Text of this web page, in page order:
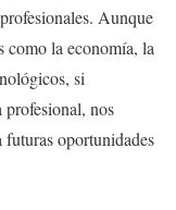
Aunque
como la economía, la
si
profesional, nos
futuras oportunidades